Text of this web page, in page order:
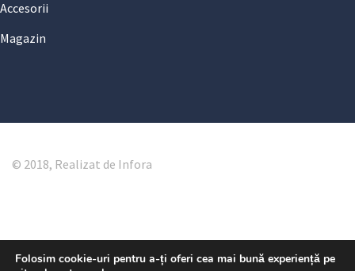
Accesorii
Magazin
© 2018, Realizat de Infora
Folosim cookie-uri pentru a-ți oferi cea mai bună experiență pe